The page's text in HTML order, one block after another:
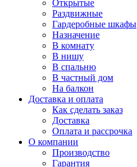
Открытые
Раздвижные
Гардеробные шкафы
Назначение
В комнату
В нишу
В спальню
В частный дом
На балкон
Доставка и оплата
Как сделать заказ
Доставка
Оплата и рассрочка
О компании
Производство
Гарантия